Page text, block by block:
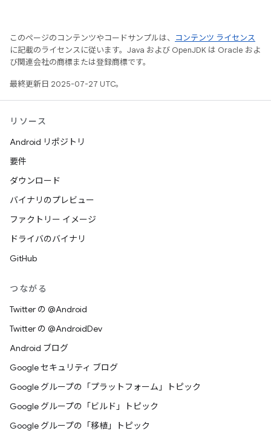
このページのコンテンツやコードサンプルは、
コンテンツ ライセンス
に記載のライセンスに従います。Java および OpenJDK は Oracle およ
び関連会社の商標または登録商標です。
最終更新日 2025-07-27 UTC。
リソース
Android リポジトリ
要件
ダウンロード
バイナリのプレビュー
ファクトリー イメージ
ドライバのバイナリ
GitHub
つながる
Twitter の @Android
Twitter の @AndroidDev
Android ブログ
Google セキュリティ ブログ
Google グループの「プラットフォーム」トピック
Google グループの「ビルド」トピック
Google グループの「移植」トピック